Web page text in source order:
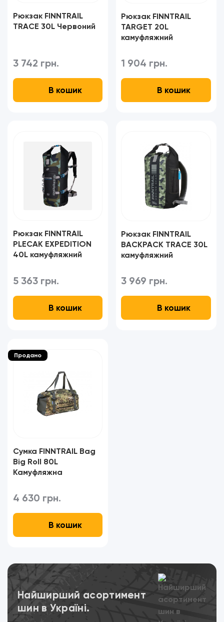
Рюкзак FINNTRAIL
TRACE 30L Червоний
3 742 грн.
В кошик
Рюкзак FINNTRAIL
TARGET 20L
камуфляжний
1 904 грн.
В кошик
Рюкзак FINNTRAIL
PLECAK EXPEDITION
40L камуфляжний
5 363 грн.
В кошик
Рюкзак FINNTRAIL
BACKPACK TRACE 30L
камуфляжний
3 969 грн.
В кошик
Продано
Сумка FINNTRAIL Bag
Big Roll 80L
Камуфляжна
4 630 грн.
В кошик
Найширший асортимент
шин в Україні.
Переглянути